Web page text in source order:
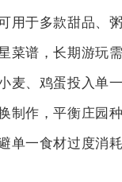
用于多款甜品、
菜谱，长期游玩
麦、鸡蛋投入单
制作，平衡庄园
单一食材过度消